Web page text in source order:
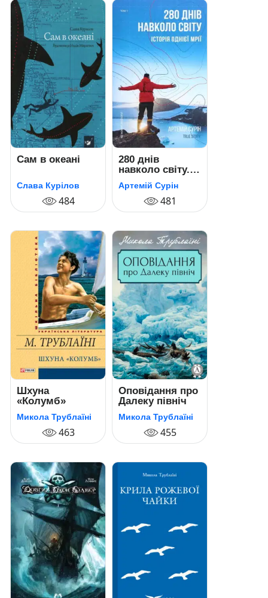
Сам в океані
Слава Курілов
484
280 днів
навколо світу.
Історія однієї
мрії. Том 1
Артемій Сурін
481
Шхуна
«Колумб»
Микола Трублаїні
463
Оповідання про
Далеку північ
Микола Трублаїні
455